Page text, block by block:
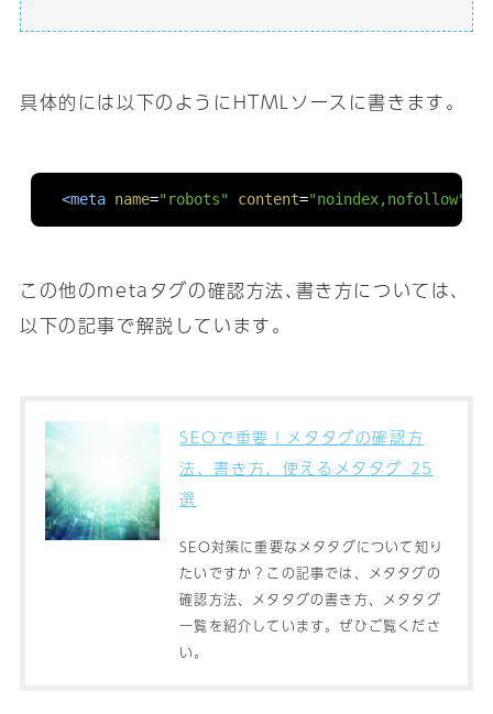
具体的には以下のようにHTMLソースに書きます｡
<meta name="robots" content="noindex,nofollow"
この他のmetaタグの確認方法､書き方については､
以下の記事で解説しています｡
SEOで重要！メタタグの確認方
法、書き方、使えるメタタグ 25
選
SEO対策に重要なメタタグについて知り
たいですか？この記事では、メタタグの
確認方法、メタタグの書き方、メタタグ
一覧を紹介しています。ぜひご覧くださ
い。